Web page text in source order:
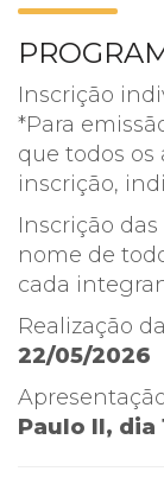
Inscrição
*Para
que todos os
inscrição,
Inscrição
nome de
cada
Realização
22/05/2026
Paulo II, dia